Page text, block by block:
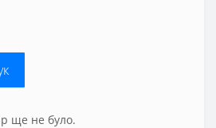
ще не було.